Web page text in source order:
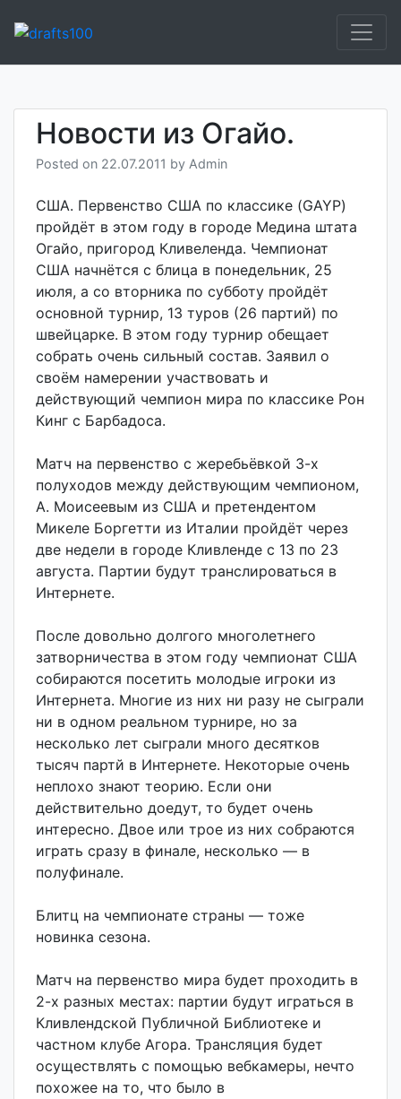
Шашки в России
шашистах
Новости из Огайо.
Posted on 22.07.2011 by Admin
США. Первенство США по классике (GAYP)
пройдёт в этом году в городе Медина штата
Огайо, пригород Кливеленда. Чемпионат
США начнётся с блица в понедельник, 25
июля, а со вторника по субботу пройдёт
основной турнир, 13 туров (26 партий) по
швейцарке. В этом году турнир обещает
собрать очень сильный состав. Заявил о
своём намерении участвовать и
действующий чемпион мира по классике Рон
Кинг с Барбадоса.
Матч на первенство с жеребьёвкой 3-х
полуходов между действующим чемпионом,
А. Моисеевым из США и претендентом
Микеле Боргетти из Италии пройдёт через
две недели в городе Кливленде с 13 по 23
августа. Партии будут транслироваться в
Интернете.
После довольно долгого многолетнего
затворничества в этом году чемпионат США
собираются посетить молодые игроки из
Интернета. Многие из них ни разу не сыграли
ни в одном реальном турнире, но за
несколько лет сыграли много десятков
тысяч партй в Интернете. Некоторые очень
неплохо знают теорию. Если они
действительно доедут, то будет очень
интересно. Двое или трое из них собраются
играть сразу в финале, несколько — в
полуфинале.
Блитц на чемпионате страны — тоже
новинка сезона.
Матч на первенство мира будет проходить в
2-х разных местах: партии будут играться в
Кливлендской Публичной Библиотеке и
частном клубе Агора. Трансляция будет
осуществлять с помощью вебкамеры, нечто
похожее на то, что было в